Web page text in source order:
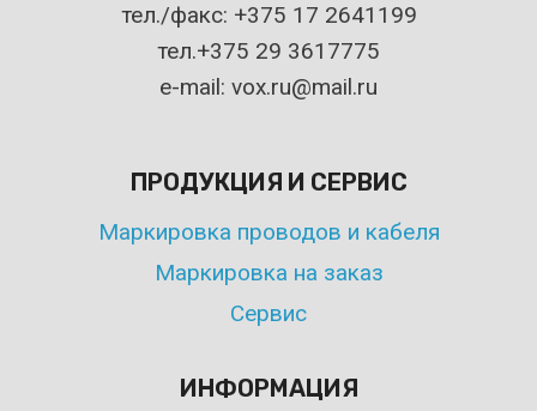
тел./факс: +375 17 2641199
тел.+375 29 3617775
e-mail: vox.ru@mail.ru
ПРОДУКЦИЯ И СЕРВИС
Маркировка проводов и кабеля
Маркировка на заказ
Сервис
ИНФОРМАЦИЯ